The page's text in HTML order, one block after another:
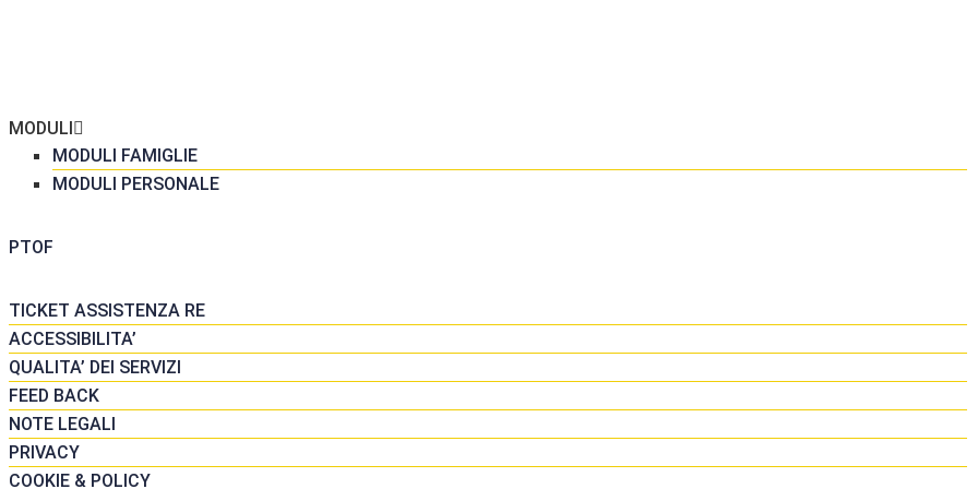
MODULI
MODULI FAMIGLIE
MODULI PERSONALE
PTOF
TICKET ASSISTENZA RE
ACCESSIBILITA’
QUALITA’ DEI SERVIZI
FEED BACK
NOTE LEGALI
PRIVACY
COOKIE & POLICY